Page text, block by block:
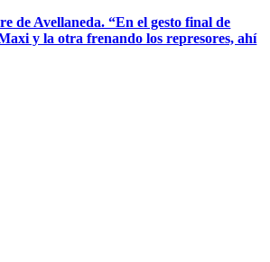
de Avellaneda. “En el gesto final de
y la otra frenando los represores, ahí